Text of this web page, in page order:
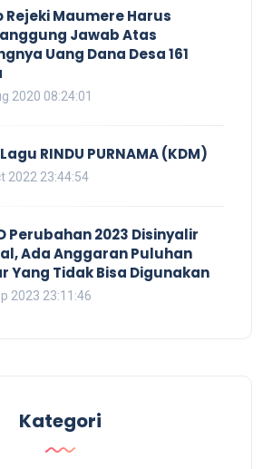
Rejeki Maumere Harus
Jawab Atas
Uang Dana Desa 161
2020 08:24:01
RINDU PURNAMA (KDM)
2022 23:44:54
Perubahan 2023 Disinyalir
Ada Anggaran Puluhan
Yang Tidak Bisa Digunakan
2023 23:11:46
Kategori